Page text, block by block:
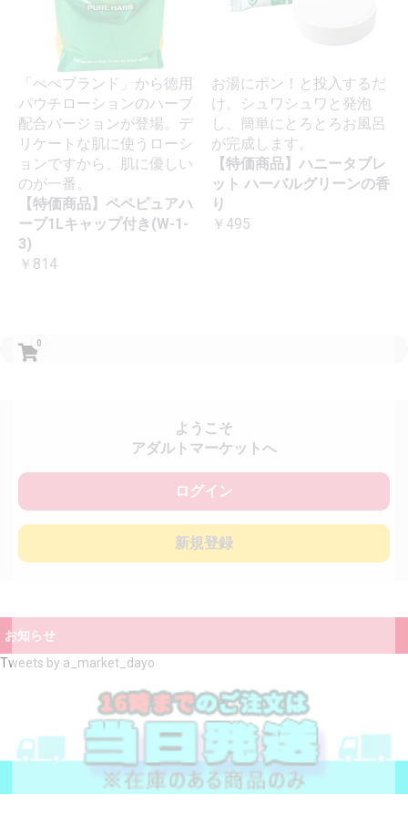
0
ようこそ
アダルトマーケットへ
ログイン
新規登録
お知らせ
Tweets by a_market_dayo
「ぺぺブランド」から徳用
パウチローションのハーブ
配合バージョンが登場。デ
リケートな肌に使うローシ
ョンですから、肌に優しい
のが一番。
【特価商品】ペペピュアハ
ーブ1Lキャップ付き(W-1-
3)
￥814
お湯にポン！と投入するだ
け。シュワシュワと発泡
し、簡単にとろとろお風呂
が完成します。
【特価商品】ハニータブレ
ット ハーバルグリーンの香
り
￥495